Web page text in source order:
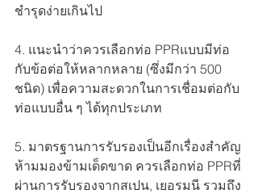
ชำรุดง่ายเกินไป
4. แนะนำว่าควรเลือกท่อ PPRแบบมีท่อ
กับข้อต่อให้หลากหลาย (ซึ่งมีกว่า 500
ชนิด) เพื่อความสะดวกในการเชื่อมต่อกับ
ท่อแบบอื่น ๆ ได้ทุกประเภท
5. มาตรฐานการรับรองเป็นอีกเรื่องสำคัญ
ห้ามมองข้ามเด็ดขาด ควรเลือกท่อ PPRที่
ผ่านการรับรองจากสเปน, เยอรมนี รวมถึง